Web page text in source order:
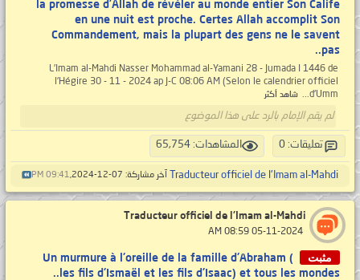
la promesse d’Allah de révéler au monde entier Son Calife
en une nuit est proche. Certes Allah accomplit Son
Commandement, mais la plupart des gens ne le savent
pas..
L’Imam al-Mahdi Nasser Mohammad al-Yamani 28 - Jumada I 1446 de
l'Hégire 30 - 11 - 2024 ap J-C 08:06 AM (Selon le calendrier officiel
d'Umm...
شاهد أكثر
لم يقم الإمام بالرد على هذا الموضوع
تعليقات: 0 المشاهدات: 65,754
Traducteur officiel de l'Imam al-Mahdi آخر مشاركة: 07-12-2024, 09:41 PM
Traducteur officiel de l'Imam al-Mahdi
مثبت
Un murmure à l'oreille de la famille d'Abraham (
les fils d'Ismaël et les fils d'Isaac) et tous les mondes..